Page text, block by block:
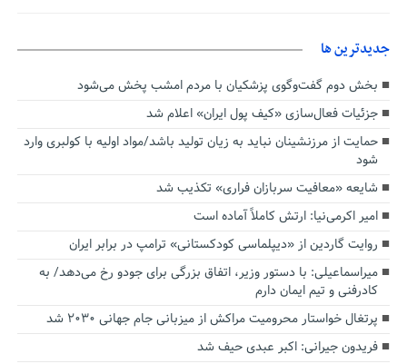
جديدترين ها
بخش دوم گفت‌وگوی پزشکیان با مردم امشب پخش می‌شود
جزئیات فعال‌سازی «کیف پول ایران» اعلام شد
حمایت از مرزنشینان نباید به زیان تولید باشد/مواد اولیه با کولبری وارد
شود
شایعه «معافیت سربازان فراری» تکذیب شد
امیر اکرمی‌نیا: ارتش کاملاً آماده است
روایت گاردین از «دیپلماسی کودکستانی» ترامپ در برابر ایران
میراسماعیلی: با دستور وزیر، اتفاق بزرگی برای جودو رخ می‌دهد/ به
کادرفنی و تیم ایمان دارم
پرتغال خواستار محرومیت مراکش از میزبانی جام جهانی ۲۰۳۰ شد
فریدون جیرانی: اکبر عبدی حیف شد